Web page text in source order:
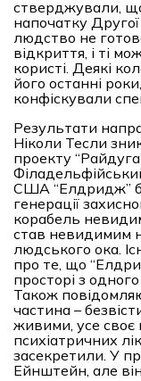
стверджували,
напочатку
людство не
відкриття, і ті
користі. Деякі
його останні
конфіскували
Результати
Ніколи Тесли
проекту
США “Елдридж”
генерації
корабель
став невидимим
людського ока.
про те, що
просторі з
Також
частина –
живими, усе
психіатричних
засекретили. У
Ейнштейн, але